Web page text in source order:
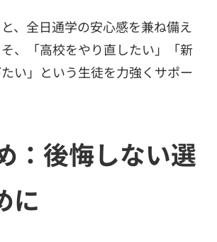
、全日通学の安心感を兼ね備え
、「高校をやり直したい」「新
い」という生徒を力強くサポー
：後悔しない選
に